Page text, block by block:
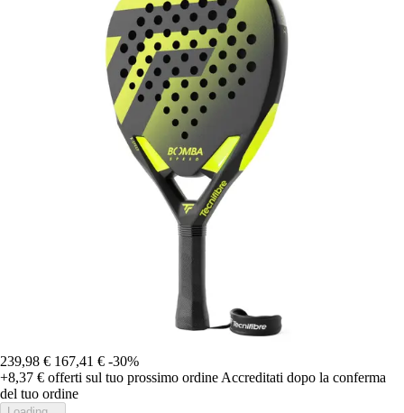
239,98 € 167,41 € -30%
+8,37 € offerti sul tuo prossimo ordineAccreditati dopo la conferma
del tuo ordine